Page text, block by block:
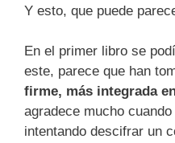
Y esto, que puede
En el primer libro se
este, parece que han
firme, más integrada
agradece mucho
intentando descifrar un